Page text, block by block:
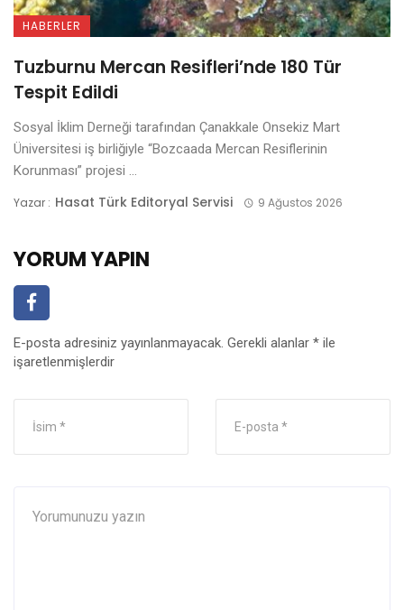
HABERLER
Tuzburnu Mercan Resifleri’nde 180 Tür
Tespit Edildi
Sosyal İklim Derneği tarafından Çanakkale Onsekiz Mart
Üniversitesi iş birliğiyle “Bozcaada Mercan Resiflerinin
Korunması” projesi ...
Yazar : Hasat Türk Editoryal Servisi 9 Ağustos 2026
YORUM YAPIN
E-posta adresiniz yayınlanmayacak. Gerekli alanlar * ile
işaretlenmişlerdir